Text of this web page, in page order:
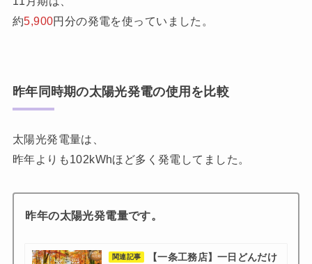
約5,900円分の発電を使っていました。
昨年同時期の太陽光発電の使用を比較
太陽光発電量は、
昨年よりも102kWhほど多く発電してました。
昨年の太陽光発電量です。
関連記事
【一条工務店】一日どんだけ